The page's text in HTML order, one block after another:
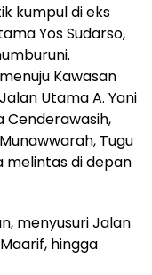
kumpul di eks
Yos Sudarso,
Kawasan
Utama A. Yani
Cenderawasih,
Tugu
melintas di depan
menyusuri Jalan
hingga